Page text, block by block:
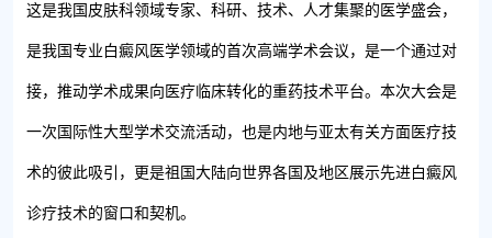
这是我国皮肤科领域专家、科研、技术、人才集聚的医学盛会，
是我国专业白癜风医学领域的首次高端学术会议，是一个通过对
接，推动学术成果向医疗临床转化的重药技术平台。本次大会是
一次国际性大型学术交流活动，也是内地与亚太有关方面医疗技
术的彼此吸引，更是祖国大陆向世界各国及地区展示先进白癜风
诊疗技术的窗口和契机。